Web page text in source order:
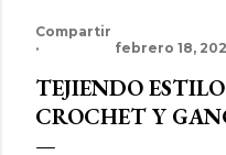
Compartir
febrero 18,
TEJIENDO
CROCHET Y